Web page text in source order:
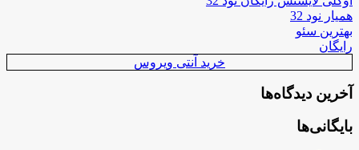
همیار نود 32
بهترین سئو
رایگان
خرید آنتی ویروس
آخرین دیدگاه‌ها
بایگانی‌ها